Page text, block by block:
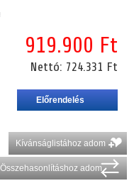
919.900 Ft
Nettó: 724.331 Ft
Kívánságlistához adom
Összehasonlításhoz adom